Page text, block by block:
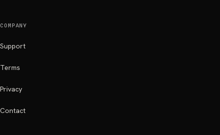
COMPANY
Support
Terms
Privacy
Contact